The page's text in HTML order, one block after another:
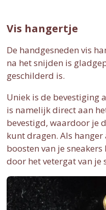
Vis hangertje
De handgesneden vis
na het snijden is
geschilderd is.
Uniek is de bevestiging
is namelijk direct aan
bevestigd, waardoor je
kunt dragen. Als
boosten van je
door het vetergat van je